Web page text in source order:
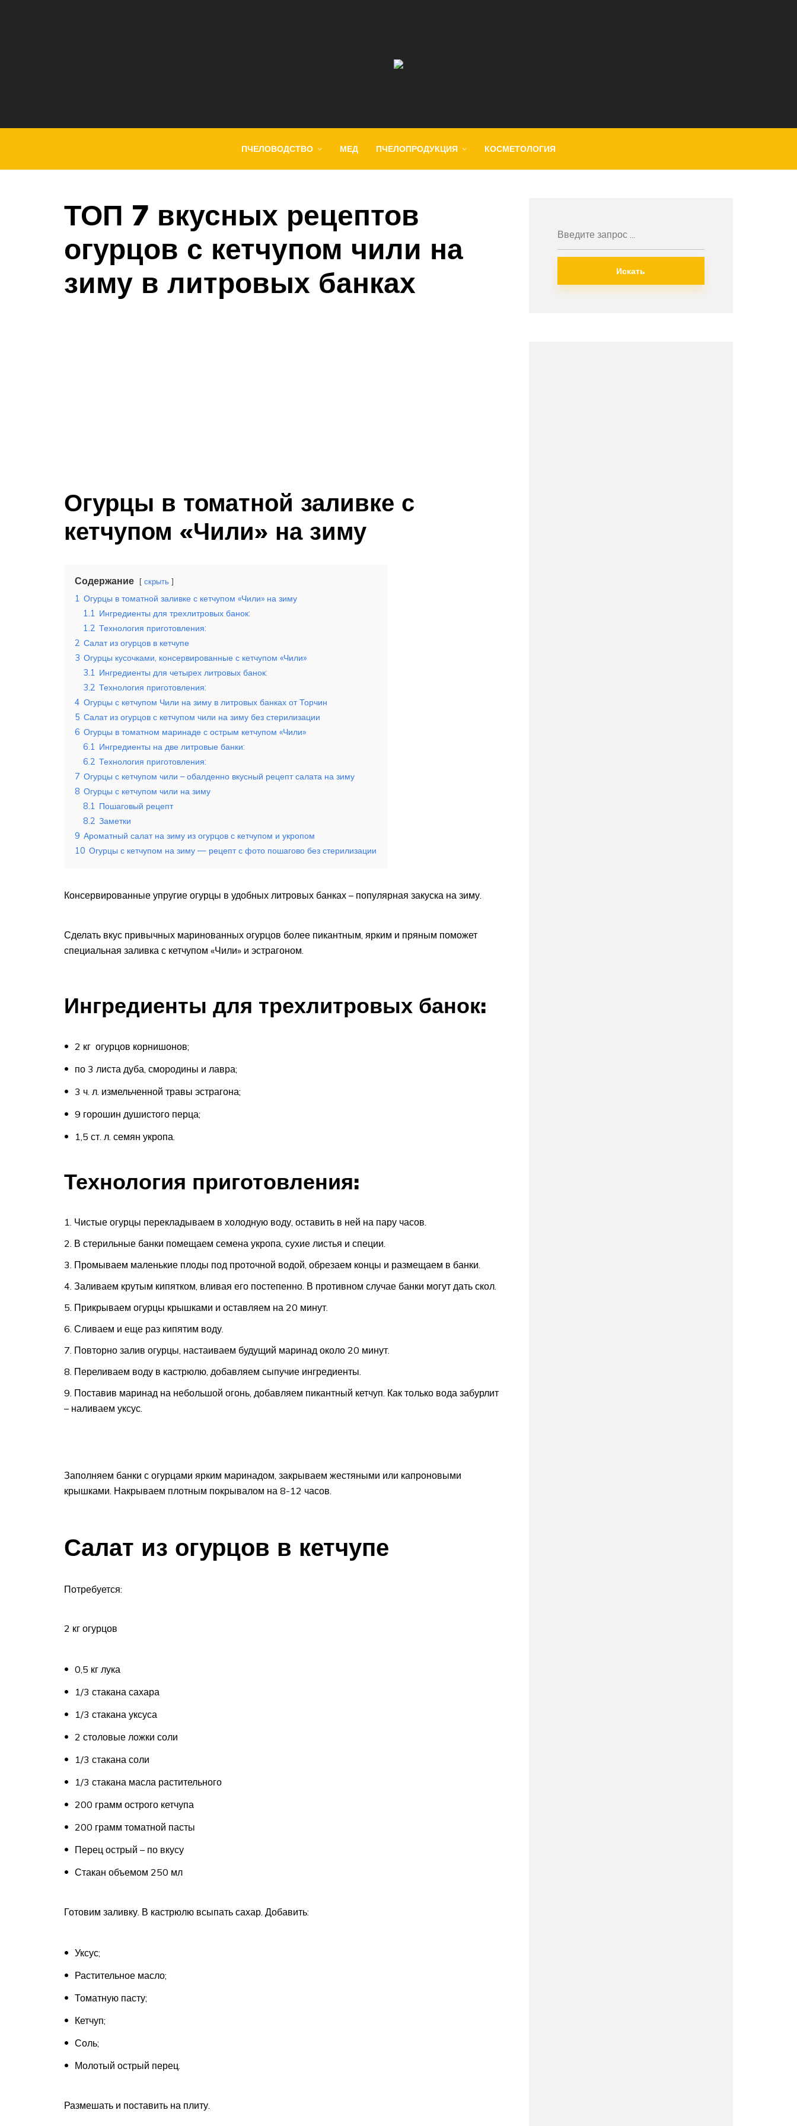
ПЧЕЛОВОДСТВО МЕД ПЧЕЛОПРОДУКЦИЯ КОСМЕТОЛОГИЯ
ТОП 7 вкусных рецептов
огурцов с кетчупом чили на
зиму в литровых банках
Огурцы в томатной заливке с
кетчупом «Чили» на зиму
Содержание скрыть
1 Огурцы в томатной заливке с кетчупом «Чили» на зиму
1.1 Ингредиенты для трехлитровых банок:
1.2 Технология приготовления:
2 Салат из огурцов в кетчупе
3 Огурцы кусочками, консервированные с кетчупом «Чили»
3.1 Ингредиенты для четырех литровых банок:
3.2 Технология приготовления:
4 Огурцы с кетчупом Чили на зиму в литровых банках от Торчин
5 Салат из огурцов с кетчупом чили на зиму без стерилизации
6 Огурцы в томатном маринаде с острым кетчупом «Чили»
6.1 Ингредиенты на две литровые банки:
6.2 Технология приготовления:
7 Огурцы с кетчупом чили – обалденно вкусный рецепт салата на зиму
8 Огурцы с кетчупом чили на зиму
8.1 Пошаговый рецепт
8.2 Заметки
9 Ароматный салат на зиму из огурцов с кетчупом и укропом
10 Огурцы с кетчупом на зиму — рецепт с фото пошагово без стерилизации
Консервированные упругие огурцы в удобных литровых банках – популярная закуска на зиму.
Сделать вкус привычных маринованных огурцов более пикантным, ярким и пряным поможет
специальная заливка с кетчупом «Чили» и эстрагоном.
Ингредиенты для трехлитровых банок:
2 кг огурцов корнишонов;
по 3 листа дуба, смородины и лавра;
3 ч. л. измельченной травы эстрагона;
9 горошин душистого перца;
1,5 ст. л. семян укропа.
Технология приготовления:
Чистые огурцы перекладываем в холодную воду, оставить в ней на пару часов.
В стерильные банки помещаем семена укропа, сухие листья и специи.
Промываем маленькие плоды под проточной водой, обрезаем концы и размещаем в банки.
Заливаем крутым кипятком, вливая его постепенно. В противном случае банки могут дать скол.
Прикрываем огурцы крышками и оставляем на 20 минут.
Сливаем и еще раз кипятим воду.
Повторно залив огурцы, настаиваем будущий маринад около 20 минут.
Переливаем воду в кастрюлю, добавляем сыпучие ингредиенты.
Поставив маринад на небольшой огонь, добавляем пикантный кетчуп. Как только вода забурлит
– наливаем уксус.
Заполняем банки с огурцами ярким маринадом, закрываем жестяными или капроновыми
крышками. Накрываем плотным покрывалом на 8-12 часов.
Салат из огурцов в кетчупе
Потребуется:
2 кг огурцов
0,5 кг лука
1/3 стакана сахара
1/3 стакана уксуса
2 столовые ложки соли
1/3 стакана соли
1/3 стакана масла растительного
200 грамм острого кетчупа
200 грамм томатной пасты
Перец острый – по вкусу
Стакан объемом 250 мл
Готовим заливку. В кастрюлю всыпать сахар. Добавить:
Уксус;
Растительное масло;
Томатную пасту;
Кетчуп;
Соль;
Молотый острый перец.
Размешать и поставить на плиту.
Искать